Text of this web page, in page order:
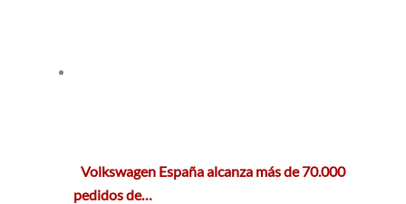
Volkswagen España alcanza más de 70.000
pedidos de…